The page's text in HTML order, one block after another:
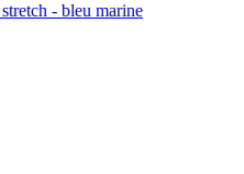
- bleu marine